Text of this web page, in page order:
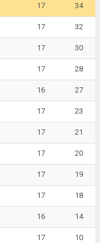
17 34
17 32
17 30
17 28
16 27
17 23
17 21
17 20
17 19
17 18
16 14
17 10